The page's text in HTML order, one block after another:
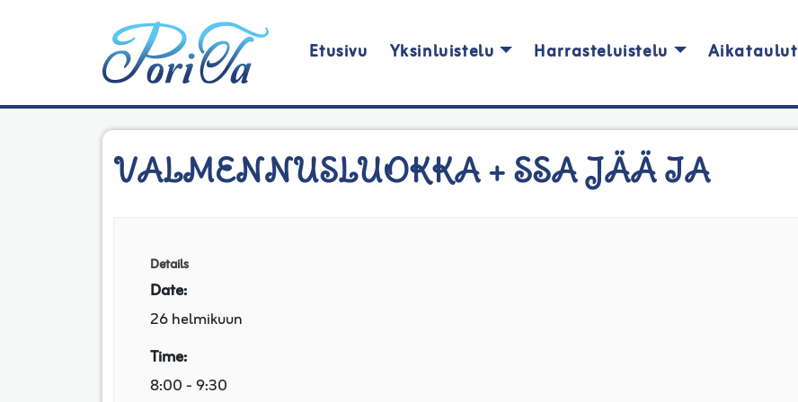
Päävalikko Etusivu Yksinluistelu Harrasteluistelu Aikataulut
VALMENNUSLUOKKA + SSA JÄÄ IA
Details
Date:
26 helmikuun
Time:
8:00 - 9:30